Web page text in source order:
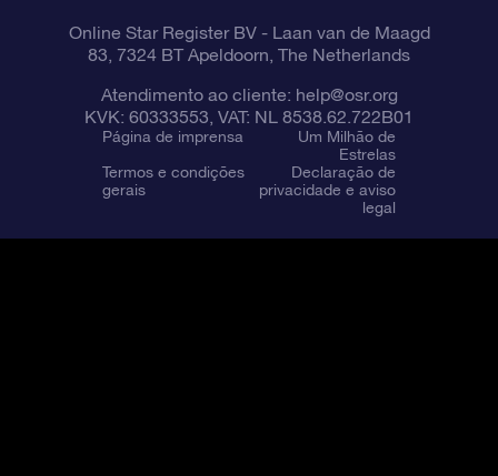
Online Star Register BV- Laan van de Maagd
83, 7324 BT Apeldoorn, The Netherlands
Atendimento ao cliente: help@osr.org
KVK: 60333553, VAT: NL 8538.62.722B01
Página de imprensa
Um Milhão de
Estrelas
Termos e condições
gerais
Declaração de
privacidade e aviso
legal